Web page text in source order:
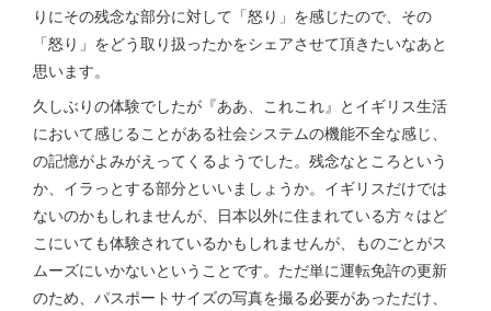
りにその残念な部分に対して「怒り」を感じたので、その
「怒り」をどう取り扱ったかをシェアさせて頂きたいなあと
思います。
久しぶりの体験でしたが『ああ、これこれ』とイギリス生活
において感じることがある社会システムの機能不全な感じ、
の記憶がよみがえってくるようでした。残念なところという
か、イラっとする部分といいましょうか。イギリスだけでは
ないのかもしれませんが、日本以外に住まれている方々はど
こにいても体験されているかもしれませんが、ものごとがス
ムーズにいかないということです。ただ単に運転免許の更新
のため、パスポートサイズの写真を撮る必要があっただけ、